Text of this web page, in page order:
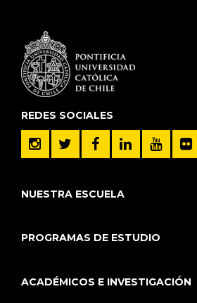
REDES SOCIALES
NUESTRA ESCUELA
PROGRAMAS DE ESTUDIO
ACADÉMICOS E INVESTIGACIÓN